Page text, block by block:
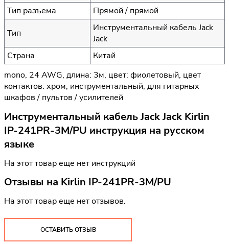
Тип разъема
Прямой / прямой
Тип
Инструментальный кабель Jack
Jack
Страна
Китай
mono, 24 AWG, длина: 3м, цвет: фиолетовый, цвет
контактов: хром, инструментальный, для гитарных
шкафов / пультов / усилителей
Инструментальный кабель Jack Jack Kirlin
IP-241PR-3M/PU инструкция на русском
языке
На этот товар еще нет инструкций
Отзывы на Kirlin IP-241PR-3M/PU
На этот товар еще нет отзывов.
ОСТАВИТЬ ОТЗЫВ